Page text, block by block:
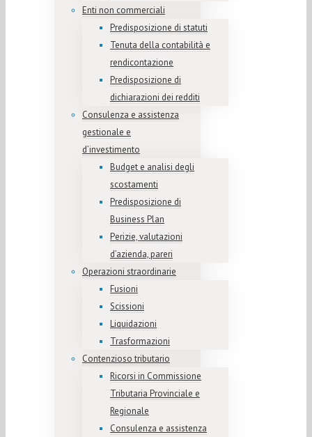
Enti non commerciali
Predisposizione di statuti
Tenuta della contabilità e
rendicontazione
Predisposizione di
dichiarazioni dei redditi
Consulenza e assistenza
gestionale e
d’investimento
Budget e analisi degli
scostamenti
Predisposizione di
Business Plan
Perizie, valutazioni
d’azienda, pareri
Operazioni straordinarie
Fusioni
Scissioni
Liquidazioni
Trasformazioni
Contenzioso tributario
Ricorsi in Commissione
Tributaria Provinciale e
Regionale
Consulenza e assistenza